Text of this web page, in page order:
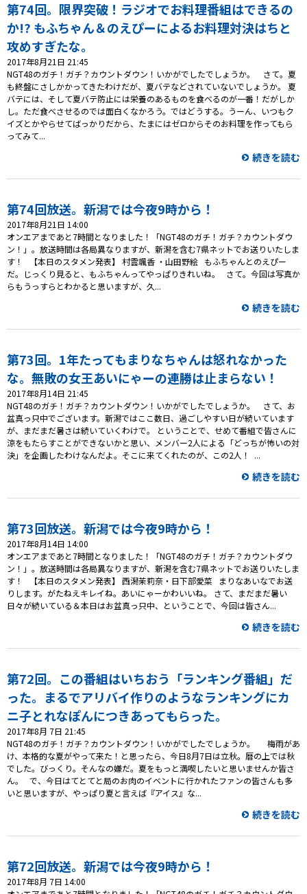
第74回。限界突破！ラジオでお料理番組はできるの
か!? もふちゃん＆のえぴーによるお料理対決はちと
攻めすぎたな。
2017年8月21日 21:45
NGT48のガチ！ガチ？カウントダウン！いかがでしたでしょうか。 さて。夏
も終盤にさしかかってきたわけだが、夏バテなどされていないでしょうか。 夏
バテには、そして夏バテ防止には栄養のあるものを食べるのが一番！だがしか
し。ただ食べさせるのでは面白くなかろう。ではどうする。うーん、いつもク
イズとかやらせてばっかりだから、たまにはゼロからそのお料理を作ってもら
ってみて...
続きを読む
第74回放送。新潟では今夜9時から！
2017年8月21日 14:00
オンエアまであと7時間となりました！「NGT48のガチ！ガチ？カウントダウ
ン！」。放送時間は各局異なりますが、新潟を含む7県ネットでお送りいたしま
す！ 【本日のスタメン発表】 村雲颯香 ・山田野絵 もふちゃんとのえぴー
だ。じっくり見ると、もふちゃんってやっぱりきれいね。 さて。今回は写真か
らもうっすらとわかると思いますが、久...
続きを読む
第73回。1年たってもまりなちゃんは怒れなかった
な。無敗の女王あいにゃーの連勝は止まらない！
2017年8月14日 21:45
NGT48のガチ！ガチ？カウントダウン！いかがでしたでしょうか。 さて、お
盆真っ只中でございます。新潟ではここ数日、過ごしやすい日が続いています
が、まだまだ暑さは続いていくわけで。 ということで、せめて番組で皆さんに
涼をもたらすことができないかと思い、メンバー2人による「どっちが怖いの対
決」を企画したわけなんだよ。そこに来てくれたのが、この2人！ ...
続きを読む
第73回放送。新潟では今夜9時から！
2017年8月14日 14:00
オンエアまであと7時間となりました！「NGT48のガチ！ガチ？カウントダウ
ン！」。放送時間は各局異なりますが、新潟を含む7県ネットでお送りいたしま
す！ 【本日のスタメン発表】 西潟茉莉奈・日下部愛菜 まりなあいなでお送
りします。がたねえキレイね。あいにゃーかわいいね。 さて、まだまだ暑い
日々が続いている＆本日はお盆真っ只中、ということで、今回は皆さん...
続きを読む
第72回。この番組はいちおう「ランキング番組」だ
った。まるでアリバイ作りのようなランキングにカ
ニ子とれなぽんにつきあってもらった。
2017年8月 7日 21:45
NGT48のガチ！ガチ？カウントダウン！いかがでしたでしょうか。 梅雨があ
け、本格的な夏がやって来た！と思ったら、今日8月7日は立秋。暦の上では秋
でした。びっくり。そんなの嫌だ。夏をもっと満喫したいと思いませんか皆さ
ん。 で、今日はてとてと局のお肉のイベントに行かれたファンの皆さんも多
いと思いますが、やっぱり夏と言えば『アイス』な...
続きを読む
第72回放送。新潟では今夜9時から！
2017年8月 7日 14:00